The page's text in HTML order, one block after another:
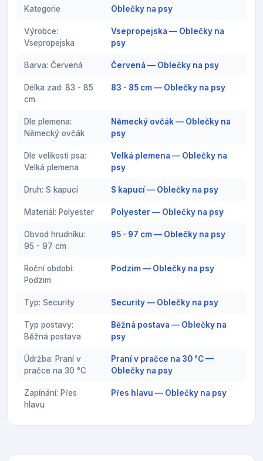
Kategorie Oblečky na psy
Výrobce:
Vsepropejska
Vsepropejska — Oblečky na
psy
Barva: Červená Červená — Oblečky na psy
Délka zad: 83 - 85
cm
83 - 85 cm — Oblečky na psy
Dle plemena:
Německý ovčák
Německý ovčák — Oblečky na
psy
Dle velikosti psa:
Velká plemena
Velká plemena — Oblečky na
psy
Druh: S kapucí S kapucí — Oblečky na psy
Materiál: Polyester Polyester — Oblečky na psy
Obvod hrudníku:
95 - 97 cm
95 - 97 cm — Oblečky na psy
Roční období:
Podzim
Podzim — Oblečky na psy
Typ: Security Security — Oblečky na psy
Typ postavy:
Běžná postava
Běžná postava — Oblečky na
psy
Údržba: Praní v
pračce na 30 °C
Praní v pračce na 30 °C —
Oblečky na psy
Zapínání: Přes
hlavu
Přes hlavu — Oblečky na psy